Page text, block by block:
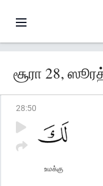
சூரா 28,
28:50
உமக்கு